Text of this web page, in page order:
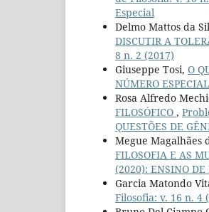
Especial
Delmo Mattos da
DISCUTIR A
8 n. 2 (2017)
Giuseppe Tosi, O
NÚMERO
Rosa Alfredo
FILOSÓFICO ,
QUESTÕES DE
Megue Magalhães
FILOSOFIA E AS
(2020): ENSINO DE
Garcia Matondo
Filosofia: v. 16 n. 4